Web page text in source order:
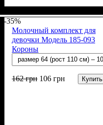
-35%
Молочный комплект для
девочки Модель 185-093
Короны
162грн 106 грн Купить